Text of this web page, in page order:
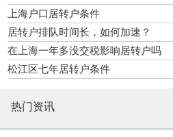
上海户口居转户条件
居转户排队时间长，如何加速？
在上海一年多没交税影响居转户吗
松江区七年居转户条件
热门资讯